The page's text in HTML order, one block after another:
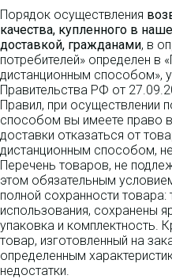
Порядок осуществления
качества, купленного в
доставкой, гражданами, в
потребителей» определен в
дистанционным способом»,
Правительства РФ от
Правил, при осуществлении
способом вы имеете право
доставки отказаться от
дистанционным способом,
Перечень товаров, не
этом обязательным
полной сохранности
использования, сохранены
упаковка и комплектность.
товар, изготовленный на
определенным
недостатки.